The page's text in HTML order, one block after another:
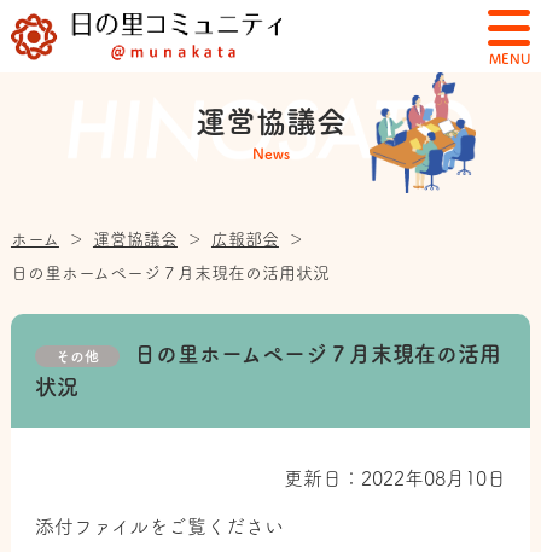
MENU
運営協議会
News
ホーム ＞ 運営協議会 ＞ 広報部会
＞
日の里ホームページ７月末現在の活用状況
その他
日の里ホームページ７月末現在の活用
状況
更新日：2022年08月10日
添付ファイルをご覧ください